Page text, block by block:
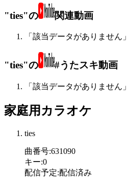
"ties"の 関連動画
「該当データがありません」
"ties"の #うたスキ動画
「該当データがありません」
家庭用カラオケ
ties
曲番号:631090
キー:0
配信予定:配信済み